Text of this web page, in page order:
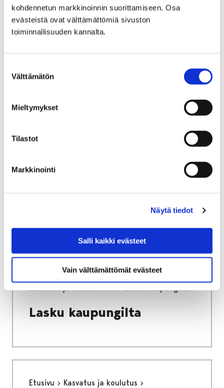
kohdennetun markkinoinnin suorittamiseen. Osa
evästeistä ovat välttämättömiä sivuston
toiminnallisuuden kannalta.
valinta
Välttämätön
Mieltymykset
Tilastot
Markkinointi
Näytä tiedot
Salli kaikki evästeet
Vain välttämättömät evästeet
Vaalimainonta
Tiäksää?-verkkolehti
häkellyttää katsojia
näyttämöllä
Talous ja strategia
Lasku kaupungilta
Etusivu
Kasvatus ja koulutus